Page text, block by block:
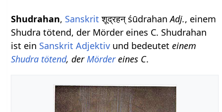
Shudrahan, Sanskrit शूद्रहन् śūdrahanAdj., einem
Shudra tötend, der Mörder eines C. Shudrahan
ist ein Sanskrit Adjektiv und bedeuteteinem
Shudra tötend, derMördereines C.